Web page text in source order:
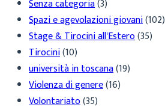
Senza categoria(3)
Spazi e agevolazioni giovani(102)
Stage & Tirocini all'Estero(35)
Tirocini(10)
università in toscana(19)
Violenza di genere(16)
Volontariato(35)